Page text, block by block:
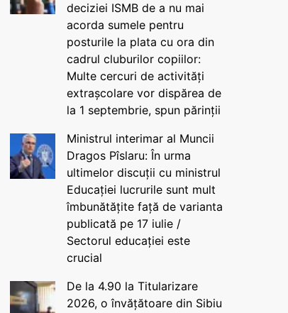
deciziei ISMB de a nu mai
acorda sumele pentru
posturile la plata cu ora din
cadrul cluburilor copiilor:
Multe cercuri de activități
extrașcolare vor dispărea de
la 1 septembrie, spun părinții
Ministrul interimar al Muncii
Dragos Pîslaru: În urma
ultimelor discuții cu ministrul
Educației lucrurile sunt mult
îmbunătățite față de varianta
publicată pe 17 iulie /
Sectorul educației este
crucial
De la 4.90 la Titularizare
2026, o învățătoare din Sibiu